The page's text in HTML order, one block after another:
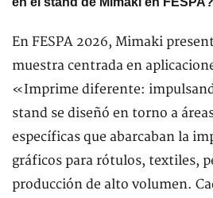
En FESPA 2026, Mimaki
muestra centrada en
«Imprime diferente:
stand se diseñó en torno a
específicas que abarcaban la
gráficos para rótulos, textiles,
producción de alto volumen.